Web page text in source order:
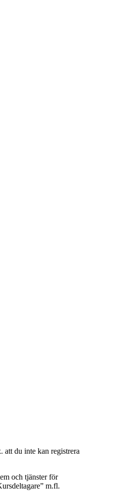
att du inte kan registrera
och tjänster för
m.fl.